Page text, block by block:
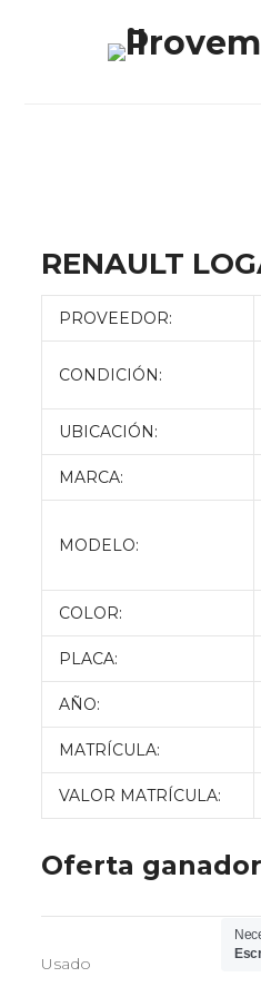
RENAULT
PROVEEDOR:
CONDICIÓN:
UBICACIÓN:
MARCA:
MODELO:
COLOR:
PLACA:
AÑO:
MATRÍCULA:
VALOR MATRÍCULA:
Oferta
Usado